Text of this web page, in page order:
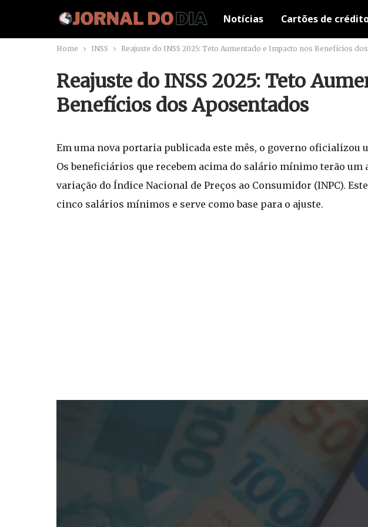
Notícias Cartões de
Home INSS Reajuste do INSS 2025: Teto Aumentado e Impacto nos Benefícios
Reajuste do INSS 2025: Teto
Benefícios dos Aposentados
Em uma nova portaria publicada este mês, o governo
Os beneficiários que recebem acima do salário mínimo terão um
variação do Índice Nacional de Preços ao Consumidor (INPC).
cinco salários mínimos e serve como base para o ajuste.